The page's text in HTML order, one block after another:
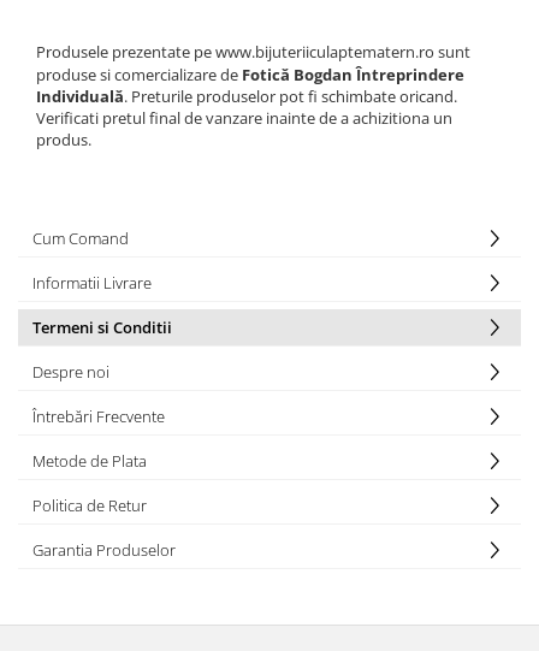
Produsele prezentate pewww.bijuteriiculaptematern.ro sunt
produse si comercializare de Fotică Bogdan Întreprindere
Individuală. Preturile produselor pot fi schimbate oricand.
Verificati pretul final de vanzare inainte de a achizitiona un
produs.
Cum Comand
Informatii Livrare
Termeni si Conditii
Despre noi
Întrebări Frecvente
Metode de Plata
Politica de Retur
Garantia Produselor